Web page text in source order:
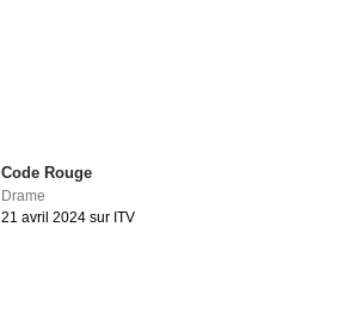
Code Rouge
Drame
21 avril 2024 sur ITV